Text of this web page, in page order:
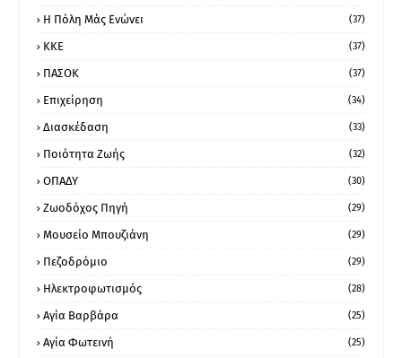
Η Πόλη Μάς Ενώνει (37)
ΚΚΕ (37)
ΠΑΣΟΚ (37)
Επιχείρηση (34)
Διασκέδαση (33)
Ποιότητα Ζωής (32)
ΟΠΑΔΥ (30)
Ζωοδόχος Πηγή (29)
Μουσείο Μπουζιάνη (29)
Πεζοδρόμιο (29)
Ηλεκτροφωτισμός (28)
Αγία Βαρβάρα (25)
Αγία Φωτεινή (25)